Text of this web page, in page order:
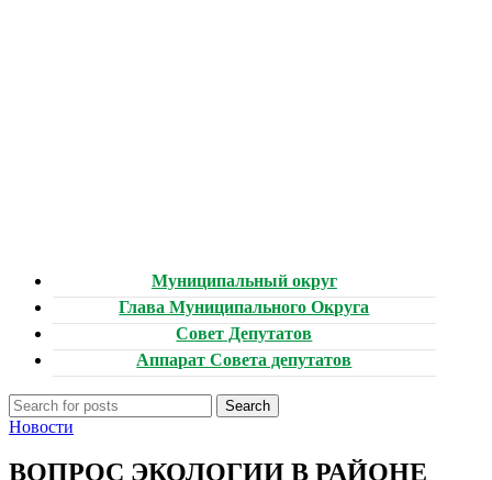
Муниципальный округ
Глава Муниципального Округа
Совет Депутатов
Аппарат Совета депутатов
Search
Новости
ВОПРОС ЭКОЛОГИИ В РАЙОНЕ